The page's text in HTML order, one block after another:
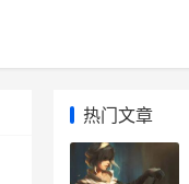
热门文章